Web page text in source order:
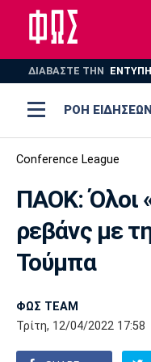
ΔΙΑΒΑΣΤΕ THN
ΡΟΗ ΕΙΔΗΣΕΩΝ
ΠΟΔΟΣΦΑΙΡΟ
AUTO-MOTO
Ποδόσφαιρο
Super League 1
Super League 2
Γ Εθνική
Ελλάδα
Μπάσκετ
Ελλάδα
Εθνική
EuroLeague
Ολυμπιακοί
Βόλεϊ
Πόλο
Ολυμπιακός
Παναθηναϊκός
Conference League
ΠΑΟΚ: Όλοι
ρεβάνς με
Τούμπα
ΦΩΣ TEAM
Τρίτη, 12/04/2022 17:58